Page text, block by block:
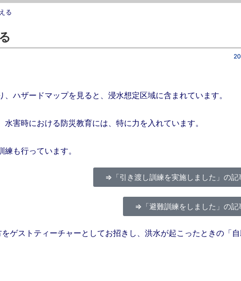
る
ハザードマップを見ると、浸水想定区域に含まれています。
害時における防災教育には、特に力を入れています。
も行っています。
⇒「引き渡し訓練を実施しました」の記
⇒「避難訓練をしました」の記
ゲストティーチャーとしてお招きし、洪水が起こったときの「自